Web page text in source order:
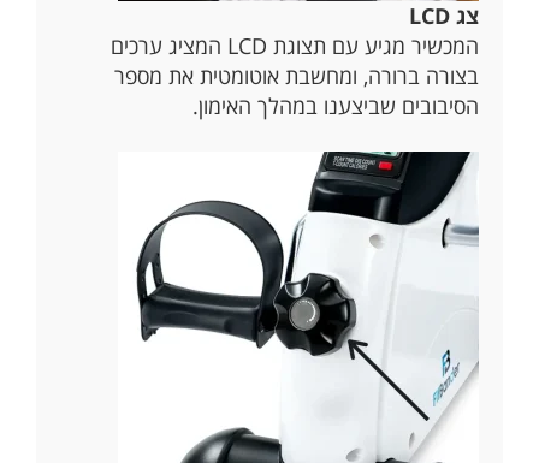
צג LCD
המכשיר מגיע עם תצוגת LCD המציג ערכים
בצורה ברורה, ומחשבת אוטומטית את מספר
הסיבובים שביצענו במהלך האימון.